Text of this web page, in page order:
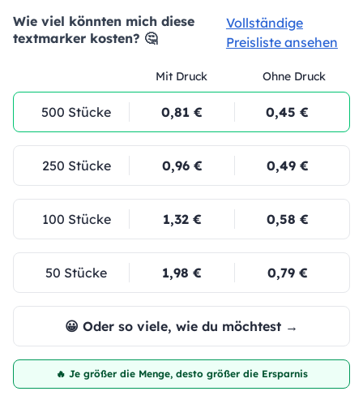
Wie viel könnten mich diese
textmarker kosten? 🤔
Vollständige
Preisliste ansehen
Mit Druck Ohne Druck
500 Stücke 0,81 € 0,45 €
250 Stücke 0,96 € 0,49 €
100 Stücke 1,32 € 0,58 €
50 Stücke 1,98 € 0,79 €
😀 Oder so viele, wie du möchtest →
🔥 Je größer die Menge, desto größer die Ersparnis